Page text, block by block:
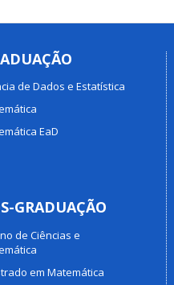
de Dados e Estatística
EaD
GRADUAÇÃO
de Ciências e
em Matemática